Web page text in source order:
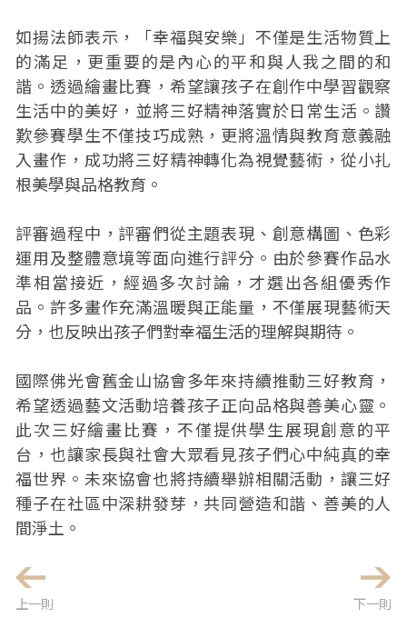
如揚法師表示，「幸福與安樂」不僅是生活物質上
的滿足，更重要的是內心的平和與人我之間的和
諧。透過繪畫比賽，希望讓孩子在創作中學習觀察
生活中的美好，並將三好精神落實於日常生活。讚
歎參賽學生不僅技巧成熟，更將溫情與教育意義融
入畫作，成功將三好精神轉化為視覺藝術，從小扎
根美學與品格教育。
評審過程中，評審們從主題表現、創意構圖、色彩
運用及整體意境等面向進行評分。由於參賽作品水
準相當接近，經過多次討論，才選出各組優秀作
品。許多畫作充滿溫暖與正能量，不僅展現藝術天
分，也反映出孩子們對幸福生活的理解與期待。
國際佛光會舊金山協會多年來持續推動三好教育，
希望透過藝文活動培養孩子正向品格與善美心靈。
此次三好繪畫比賽，不僅提供學生展現創意的平
台，也讓家長與社會大眾看見孩子們心中純真的幸
福世界。未來協會也將持續舉辦相關活動，讓三好
種子在社區中深耕發芽，共同營造和諧、善美的人
間淨土。
上一則 下一則